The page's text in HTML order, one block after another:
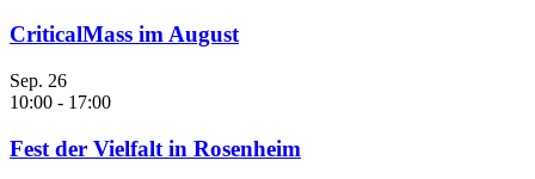
CriticalMass im August
Sep. 26
10:00 - 17:00
Fest der Vielfalt in Rosenheim